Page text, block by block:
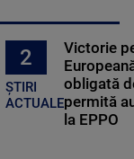
2
ȘTIRI
ACTUALE
Victorie
obligată
permită
la EPPO